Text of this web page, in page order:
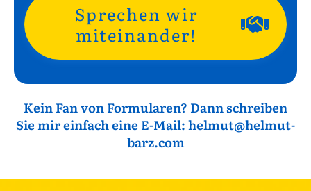
Sprechen wir
miteinander!
Kein Fan von Formularen? Dann schreiben
Sie mir einfach eine E-Mail:helmut@helmut-
barz.com